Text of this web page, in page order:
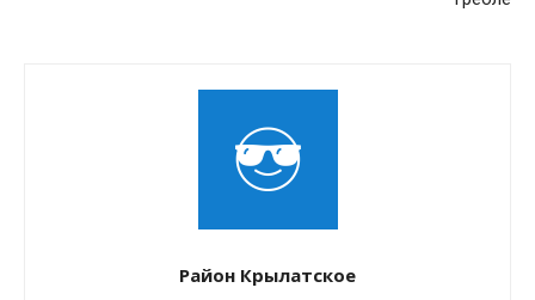
Район Крылатское